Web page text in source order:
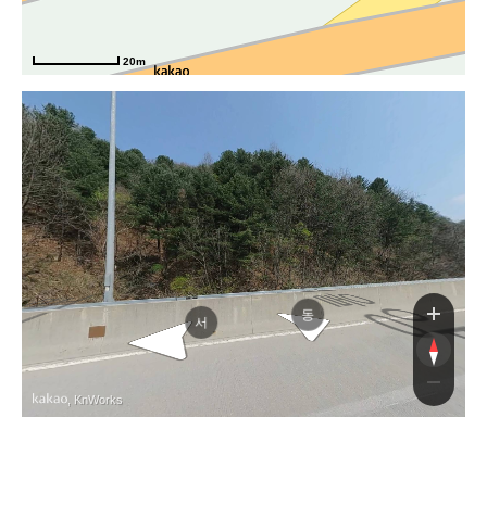
20m
서울양양고속도로
서울양양고속도로
서
동
, KnWorks